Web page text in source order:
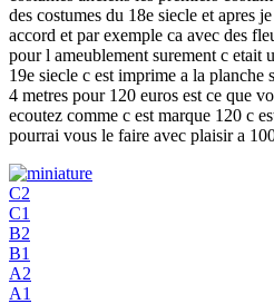
des costumes du 18e siecle et apres
accord et par exemple ca avec des
pour l ameublement surement c etait
19e siecle c est imprime a la planche
4 metres pour 120 euros est ce que
ecoutez comme c est marque 120 c
pourrai vous le faire avec plaisir a
C2
C1
B2
B1
A2
A1